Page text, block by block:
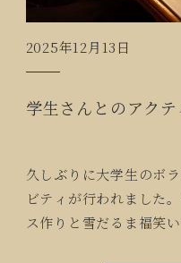
2025年12月13日
学生さんとのアクテ
久しぶりに大学生のボ
ビティが行われました
ス作りと雪だるま福笑